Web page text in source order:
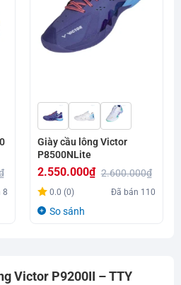
8
Giày cầu lông Victor
P8500NLite
2.600.000₫
Giá
gốc
2.550.000₫
Giá
hiện
0.0 (0) Đã bán 110
So sánh
Victor P9200II – TTY